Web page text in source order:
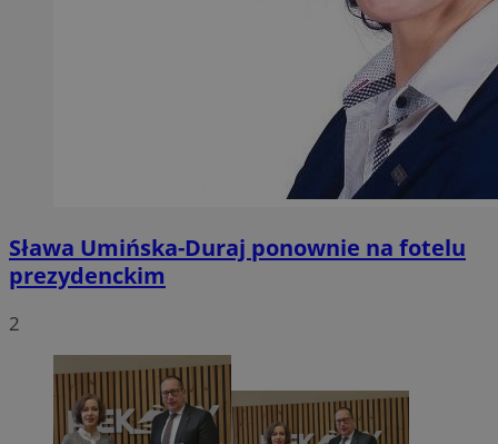
Sława Umińska-Duraj ponownie na fotelu
prezydenckim
2